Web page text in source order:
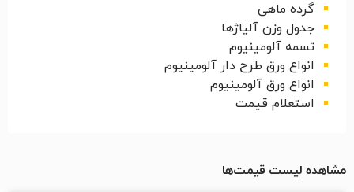
گرده ماهی
جدول وزن آلیاژها
تسمه آلومینیوم
انواع ورق طرح دار آلومینیوم
انواع ورق آلومینیوم
استعلام قیمت
مشاهده لیست قیمت‌ها